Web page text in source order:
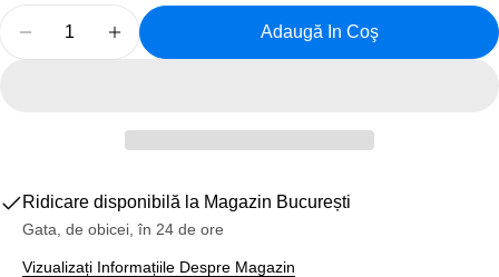
Reduceți Cantitatea Pentru Lant Bicicleta KMC
Creșteți Cantitatea Pentru Lant Bicicleta
Adaugă In Coş
Ridicare disponibilă la Magazin București
Gata, de obicei, în 24 de ore
Vizualizați Informațiile Despre Magazin